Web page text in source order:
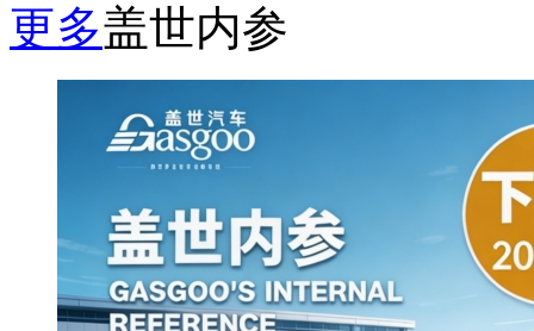
更多盖世内参